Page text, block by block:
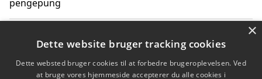
pengepung
Hvordan blåfade med rist kan hjælpe med at reducere
plastik i havet
×
Dette website bruger tracking cookies
Dette websted bruger cookies til at forbedre brugeroplevelsen. Ved
at bruge vores hjemmeside accepterer du alle cookies i